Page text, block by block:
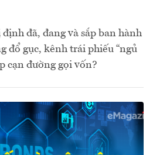
đã, đang và sắp ban hành
đổ gục, kênh trái phiếu “ngủ
cạn đường gọi vốn?